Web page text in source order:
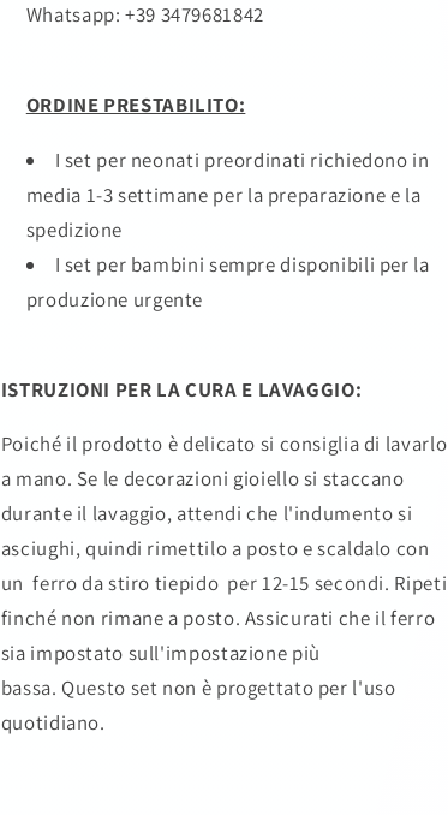
Whatsapp: +39 3479681842
ORDINE PRESTABILITO:
I set per neonati preordinati richiedono in
media 1-3 settimane per la preparazione e la
spedizione
I set per bambini sempre disponibili per la
produzione urgente
ISTRUZIONI PER LA CURA E LAVAGGIO:
Poiché il prodotto è delicato si consiglia di lavarlo
a mano. Se le decorazioni gioiello si staccano
durante il lavaggio, attendi che l'indumento si
asciughi, quindi rimettilo a posto e scaldalo con
un ferro da stiro tiepido per 12-15 secondi. Ripeti
finché non rimane a posto. Assicurati che il ferro
sia impostato sull'impostazione più
bassa. Questo set non è progettato per l'uso
quotidiano.